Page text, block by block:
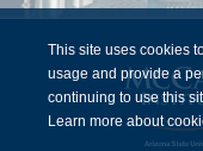
This site uses cookies
usage and provide a
continuing to use this
Learn more about